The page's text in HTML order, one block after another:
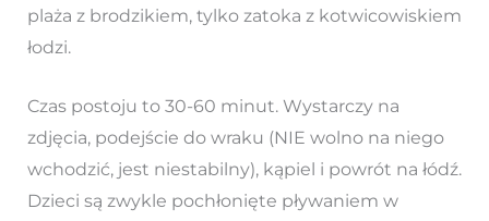
plaża z brodzikiem, tylko zatoka z kotwicowiskiem
łodzi.
Czas postoju to 30-60 minut. Wystarczy na
zdjęcia, podejście do wraku (NIE wolno na niego
wchodzić, jest niestabilny), kąpiel i powrót na łódź.
Dzieci są zwykle pochłonięte pływaniem w